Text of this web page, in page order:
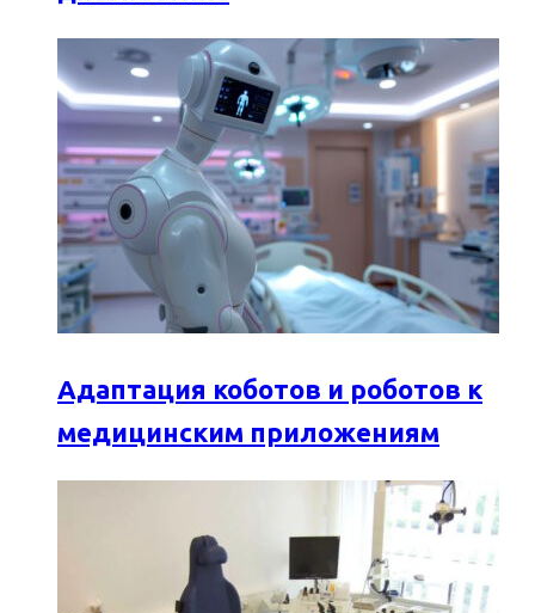
Адаптация коботов и роботов к
медицинским приложениям